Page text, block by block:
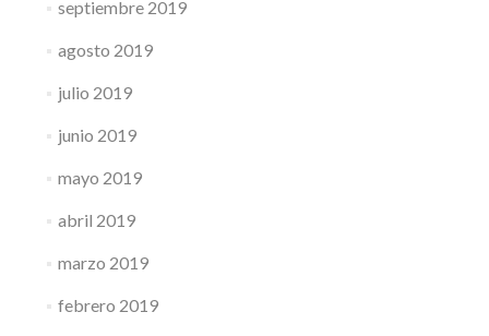
septiembre 2019
agosto 2019
julio 2019
junio 2019
mayo 2019
abril 2019
marzo 2019
febrero 2019